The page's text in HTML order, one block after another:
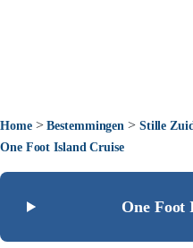
Home>Bestemmingen > Stille
One Foot Island Cruise
One Foot